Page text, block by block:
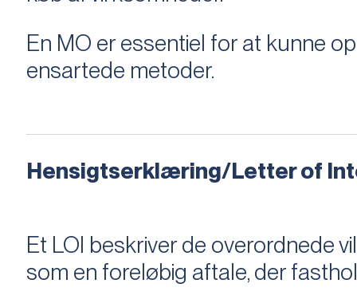
En MO er essentiel for at kunne
ensartede metoder.
Hensigtserklæring/Letter of
Et LOI beskriver de overordnede
som en foreløbig aftale, der